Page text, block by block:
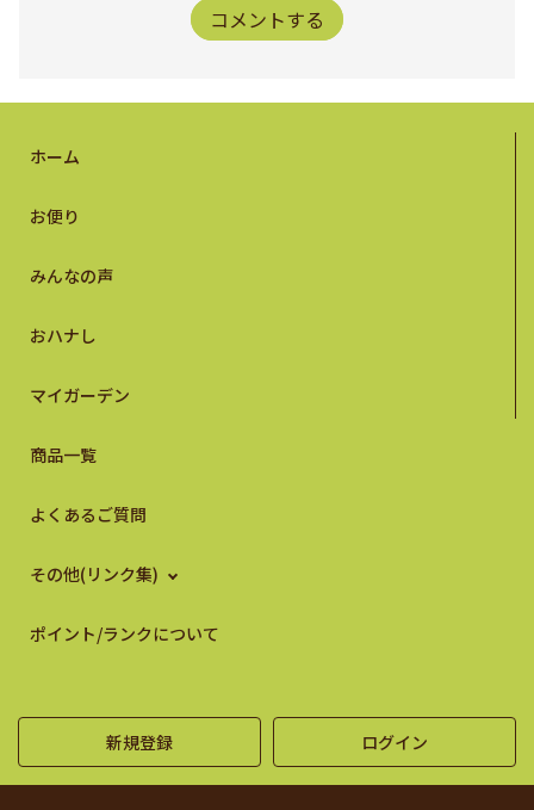
コメントする
ホーム
お便り
みんなの声
おハナし
マイガーデン
商品一覧
よくあるご質問
その他(リンク集)
ポイント/ランクについて
新規登録 ログイン